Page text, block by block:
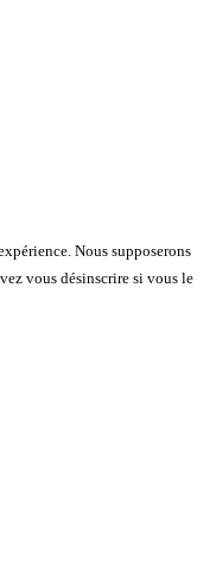
Nous supposerons
vous désinscrire si vous le